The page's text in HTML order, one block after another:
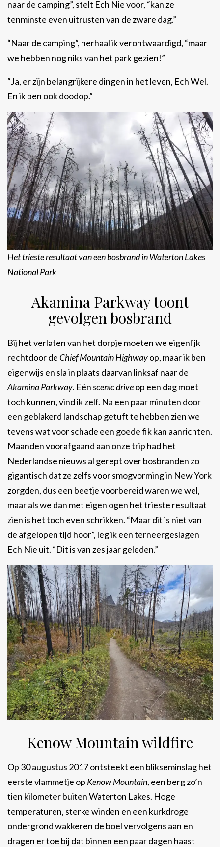
naar de camping”, stelt Ech Nie voor, “kan ze
tenminste even uitrusten van de zware dag.”
“Naar de camping”, herhaal ik verontwaardigd, “maar
we hebben nog niks van het park gezien!”
“Ja, er zijn belangrijkere dingen in het leven, Ech Wel.
En ik ben ook doodop.”
Het trieste resultaat van een bosbrand in Waterton Lakes
National Park
Akamina Parkway toont
gevolgen bosbrand
Bij het verlaten van het dorpje moeten we eigenlijk
rechtdoor de Chief Mountain Highwayop, maar ik ben
eigenwijs en sla in plaats daarvan linksaf naar de
Akamina Parkway. Eénscenic driveop een dag moet
toch kunnen, vind ik zelf. Na een paar minuten door
een geblakerd landschap getuft te hebben zien we
tevens wat voor schade een goede fik kan aanrichten.
Maanden voorafgaand aan onze trip had het
Nederlandse nieuws al gerept over bosbranden zo
gigantisch dat ze zelfs voor smogvorming in New York
zorgden, dus een beetje voorbereid waren we wel,
maar als we dan met eigen ogen het trieste resultaat
zien is het toch even schrikken. “Maar dit is niet van
de afgelopen tijd hoor”, leg ik een terneergeslagen
Ech Nie uit. “Dit is van zes jaar geleden.”
Kenow Mountain wildfire
Op 30 augustus 2017 ontsteekt een blikseminslag het
eerste vlammetje op Kenow Mountain, een berg zo’n
tien kilometer buiten Waterton Lakes. Hoge
temperaturen, sterke winden en een kurkdroge
ondergrond wakkeren de boel vervolgens aan en
dragen er toe bij dat binnen een paar dagen haast